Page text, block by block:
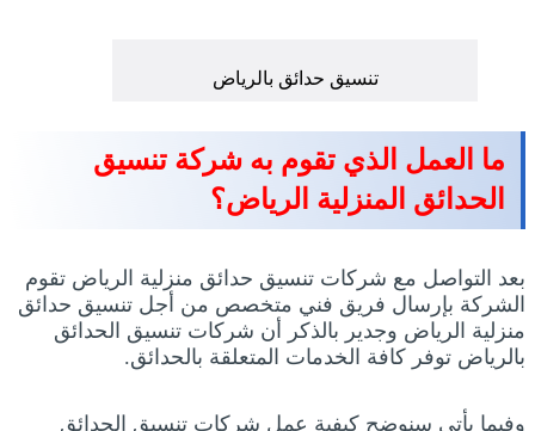
تنسيق حدائق بالرياض
ما العمل الذي تقوم به شركة تنسيق
الحدائق المنزلية الرياض؟
بعد التواصل مع شركات تنسيق حدائق منزلية الرياض تقوم
الشركة بإرسال فريق فني متخصص من أجل تنسيق حدائق
منزلية الرياض وجدير بالذكر أن شركات تنسيق الحدائق
بالرياض توفر كافة الخدمات المتعلقة بالحدائق.
وفيما يأتي سنوضح كيفية عمل شركات تنسيق الحدائق